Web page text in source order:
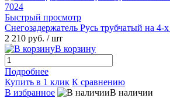
Быстрый просмотр
Снегозадержатель Русь трубчатый на
2 210 руб. / шт
В корзину
Подробнее
Купить в 1 клик К сравнению
В избранное
В наличии